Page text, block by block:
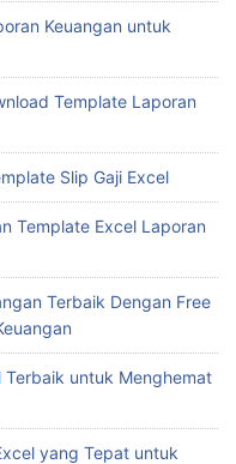
Keuangan untuk
Template Laporan
Slip Gaji Excel
Template Excel Laporan
Terbaik Dengan Free
Terbaik untuk Menghemat
yang Tepat untuk